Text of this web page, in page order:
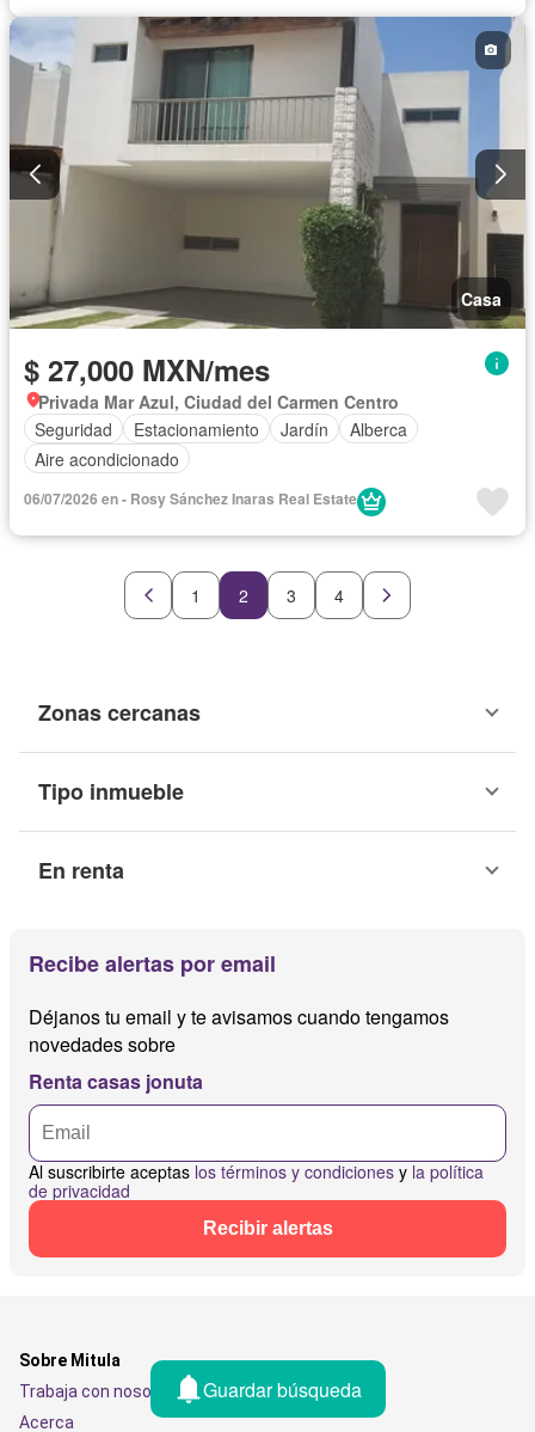
Casa
$ 27,000 MXN/mes
Privada Mar Azul, Ciudad del Carmen Centro
Seguridad
Estacionamiento Jardín
Alberca
Aire acondicionado
06/07/2026 en - Rosy Sánchez Inaras Real Estate
1 2 3 4
Zonas cercanas
Tipo inmueble
En renta
Recibe alertas por email
Déjanos tu email y te avisamos cuando tengamos
novedades sobre
Renta casas jonuta
Al suscribirte aceptas los términos y condiciones y la política
de privacidad
Recibir alertas
Guardar búsqueda
Sobre Mitula
Trabaja con nosotros
Acerca